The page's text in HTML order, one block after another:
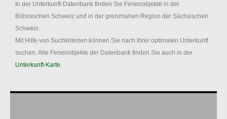
In der Unterkunft-Datenbank finden Sie Ferienobjekte in der
Böhmischen Schweiz und in der grenznahen Region der Sächsischen
Schweiz.
Mit Hilfe von Suchkriterien können Sie nach Ihrer optimalen Unterkunft
suchen. Alle Ferienobjekte der Datenbank finden Sie auch in der
Unterkunft-Karte.